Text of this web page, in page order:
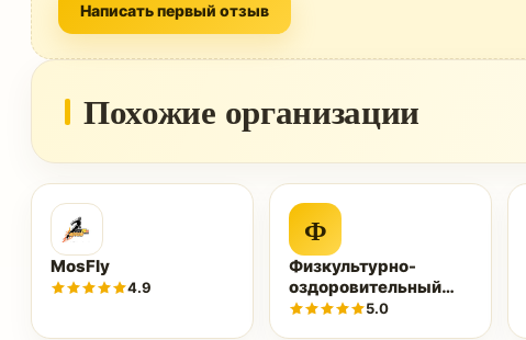
Написать первый отзыв
Похожие организации
MosFly
4.9
Ф
Физкультурно-
оздоровительный
комплекс «Нептун»
5.0